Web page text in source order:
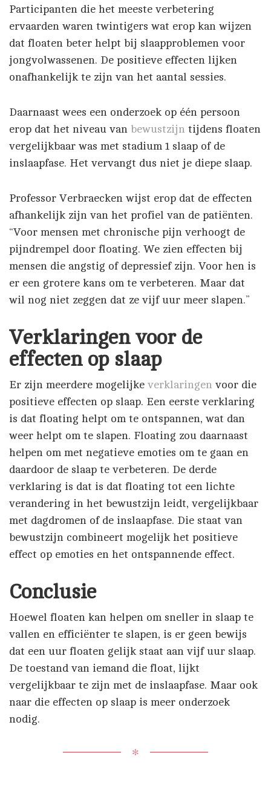
Participanten die het meeste verbetering
ervaarden waren twintigers wat erop kan wijzen
dat floaten beter helpt bij slaapproblemen voor
jongvolwassenen. De positieve effecten lijken
onafhankelijk te zijn van het aantal sessies.
Daarnaast wees een onderzoek op één persoon
erop dat het niveau van bewustzijn tijdens floaten
vergelijkbaar was met stadium 1 slaap of de
inslaapfase. Het vervangt dus niet je diepe slaap.
Professor Verbraecken wijst erop dat de effecten
afhankelijk zijn van het profiel van de patiënten.
“Voor mensen met chronische pijn verhoogt de
pijndrempel door floating. We zien effecten bij
mensen die angstig of depressief zijn. Voor hen is
er een grotere kans om te verbeteren. Maar dat
wil nog niet zeggen dat ze vijf uur meer slapen.”
Verklaringen voor de
effecten op slaap
Er zijn meerdere mogelijke verklaringen voor die
positieve effecten op slaap. Een eerste verklaring
is dat floating helpt om te ontspannen, wat dan
weer helpt om te slapen. Floating zou daarnaast
helpen om met negatieve emoties om te gaan en
daardoor de slaap te verbeteren. De derde
verklaring is dat is dat floating tot een lichte
verandering in het bewustzijn leidt, vergelijkbaar
met dagdromen of de inslaapfase. Die staat van
bewustzijn combineert mogelijk het positieve
effect op emoties en het ontspannende effect.
Conclusie
Hoewel floaten kan helpen om sneller in slaap te
vallen en efficiënter te slapen, is er geen bewijs
dat een uur floaten gelijk staat aan vijf uur slaap.
De toestand van iemand die float, lijkt
vergelijkbaar te zijn met de inslaapfase. Maar ook
naar die effecten op slaap is meer onderzoek
nodig.
✻